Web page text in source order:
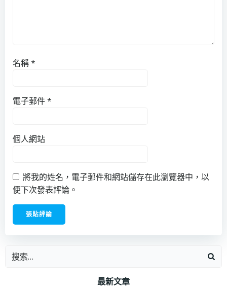
名稱*
電子郵件*
個人網站
將我的姓名，電子郵件和網站儲存在此瀏覽器中，以
便下次發表評論。
最新文章